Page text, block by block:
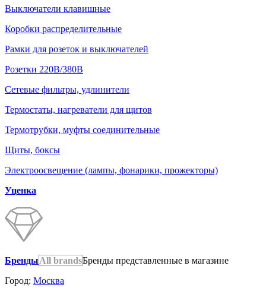
Выключатели клавишные
Коробки распределительные
Рамки для розеток и выключателей
Розетки 220В/380В
Сетевые фильтры, удлинители
Термостаты, нагреватели для щитов
Термотрубки, муфты соединительные
Щиты, боксы
Электроосвещение (лампы, фонарики, прожекторы)
Уценка
БрендыAll brandsБренды представленные в магазине
Город: Москва